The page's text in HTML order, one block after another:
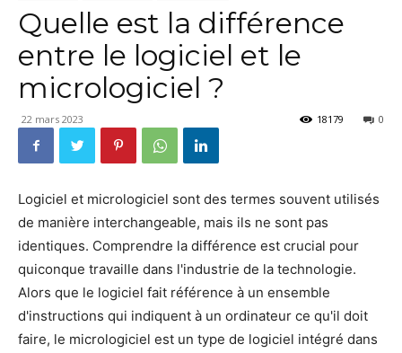
Quelle est la différence
entre le logiciel et le
micrologiciel ?
22 mars 2023 0
18179
Logiciel et micrologiciel sont des termes souvent utilisés
de manière interchangeable, mais ils ne sont pas
identiques. Comprendre la différence est crucial pour
quiconque travaille dans l'industrie de la technologie.
Alors que le logiciel fait référence à un ensemble
d'instructions qui indiquent à un ordinateur ce qu'il doit
faire, le micrologiciel est un type de logiciel intégré dans